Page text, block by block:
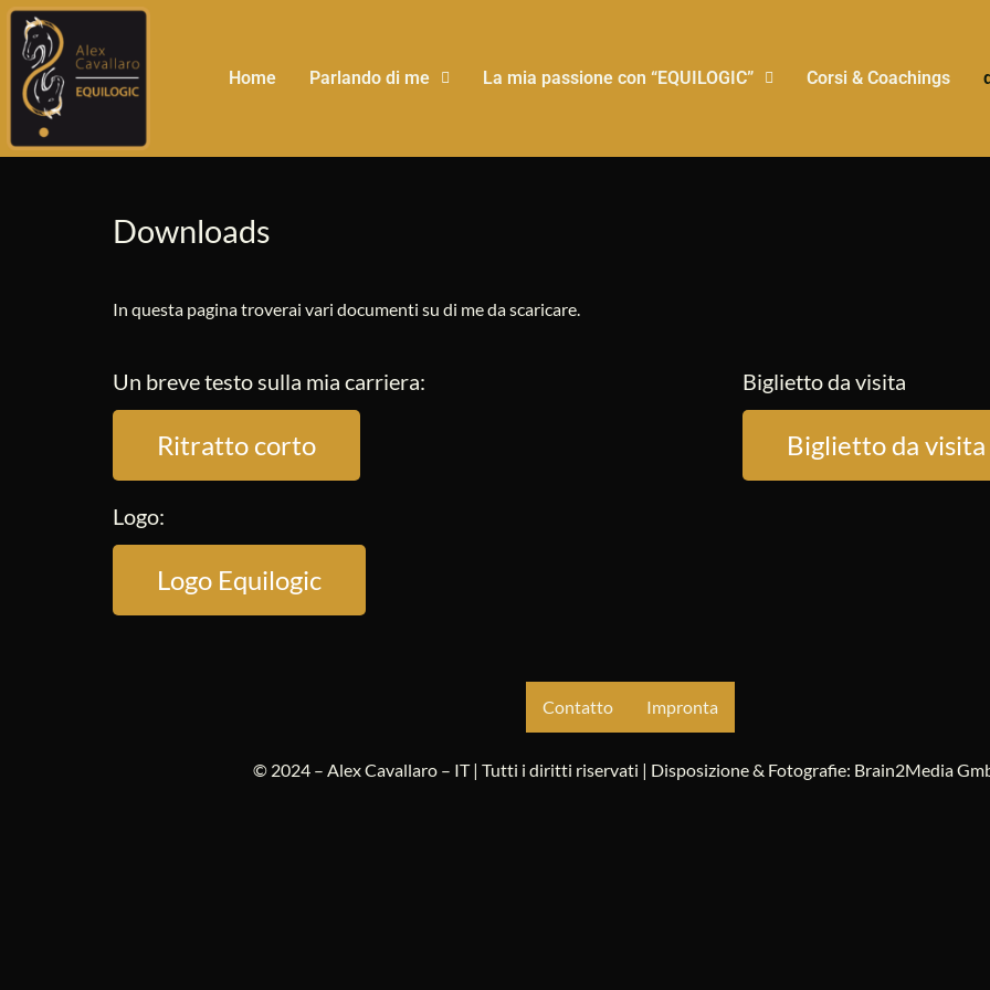
Home Parlando di me La mia passione con “EQUILOGIC” Corsi & Coachings
Downloads
In questa pagina troverai vari documenti su di me da scaricare.
Un breve testo sulla mia carriera:
Ritratto corto
Biglietto da visita
Biglietto da visita
Logo:
Logo Equilogic
Contatto Impronta
© 2024 – Alex Cavallaro – IT | Tutti i diritti riservati | Disposizione & Fotografie: Brain2Media